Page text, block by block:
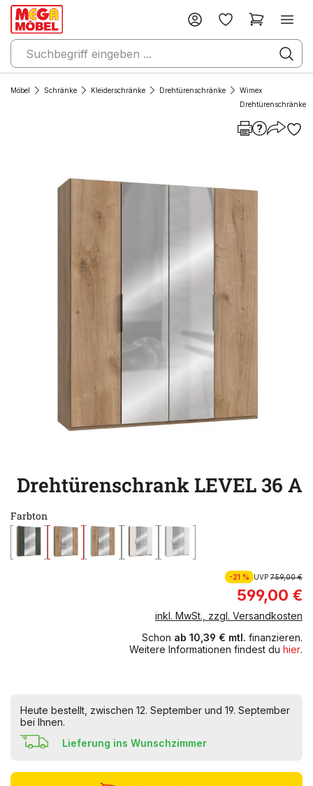
Möbel Schränke Kleiderschränke Drehtürenschränke
Wimex
Drehtürenschränke
Drehtürenschrank LEVEL 36 A
Farbton
-21 % UVP759,00 €
599,00 €
inkl. MwSt., zzgl. Versandkosten
Schon ab 10,39 € mtl. finanzieren.
Weitere Informationen findest du hier.
Heute bestellt, zwischen 12. September und 19. September
bei Ihnen.
Lieferung ins Wunschzimmer